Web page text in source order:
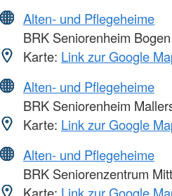
Alten- und Pflegeheime
BRK Seniorenheim Bogen
Karte: Link zur Google
Alten- und Pflegeheime
BRK Seniorenheim
Karte: Link zur Google
Alten- und Pflegeheime
BRK Seniorenzentrum